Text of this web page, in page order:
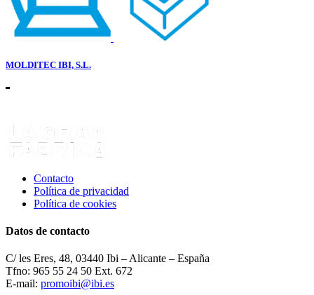
MOLDITEC IBI, S.L.
Contacto
Política de privacidad
Política de cookies
Datos de contacto
C/ les Eres, 48, 03440 Ibi – Alicante – España
Tfno: 965 55 24 50 Ext. 672
E-mail: promoibi@ibi.es